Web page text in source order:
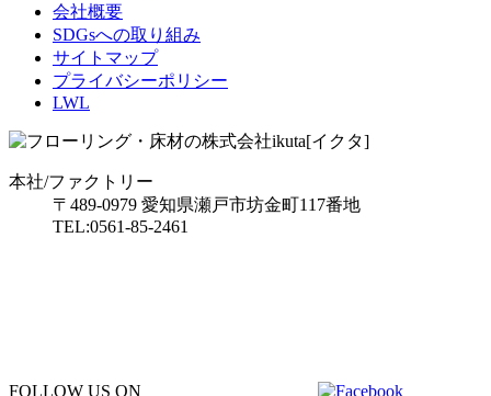
会社概要
SDGsへの取り組み
サイトマップ
プライバシーポリシー
LWL
本社/ファクトリー
〒489-0979 愛知県瀬戸市坊金町117番地
TEL:0561-85-2461
FOLLOW US ON